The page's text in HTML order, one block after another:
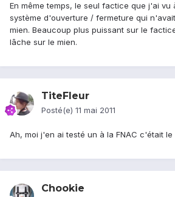
En même temps, le seul factice que j'ai vu
système d'ouverture / fermeture qui
mien. Beaucoup plus puissant sur le
lâche sur le mien.
TiteFleur
Posté(e) 11 mai 2011
Ah, moi j'en ai testé un à la FNAC c'était le
Chookie